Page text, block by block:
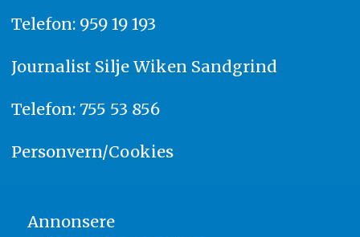
Telefon: 959 19 193
Journalist Silje Wiken Sandgrind
Telefon: 755 53 856
Personvern/Cookies
Annonsere